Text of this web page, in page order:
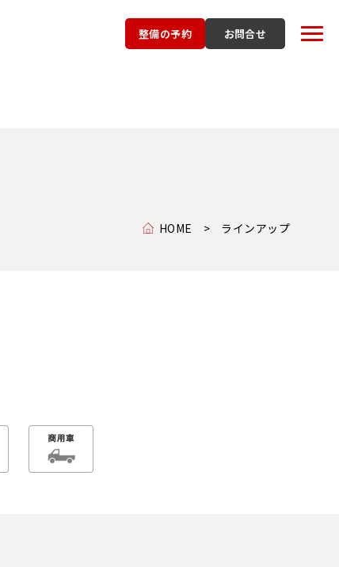
整備の予約 お問合せ
HOME ラインアップ